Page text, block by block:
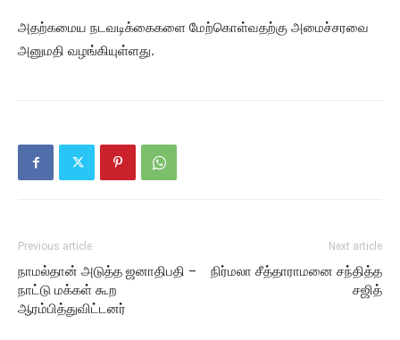
அதற்கமைய நடவடிக்கைகளை மேற்கொள்வதற்கு அமைச்சரவை
அனுமதி வழங்கியுள்ளது.
Previous article
நாமல்தான் அடுத்த ஜனாதிபதி –
நாட்டு மக்கள் கூற
ஆரம்பித்துவிட்டனர்
Next article
நிர்மலா சீத்தாராமனை சந்தித்த
சஜித்